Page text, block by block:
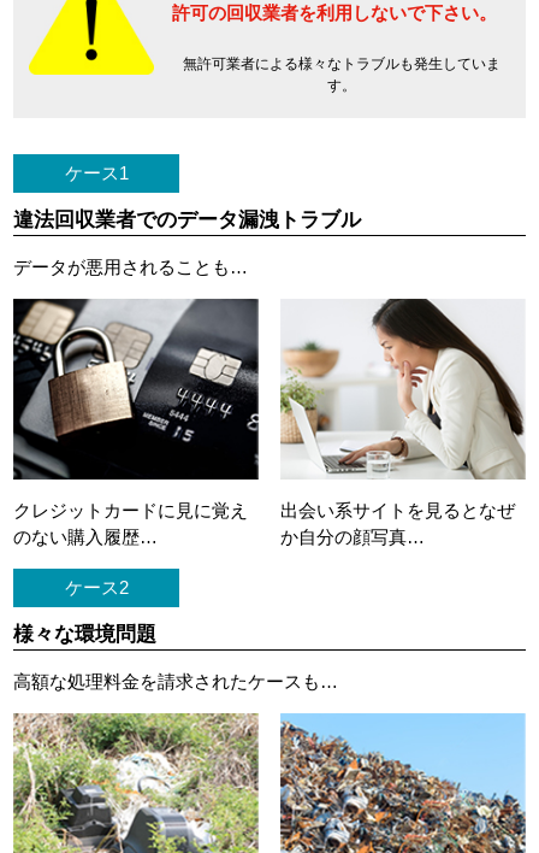
許可の回収業者を利用しないで下さい。
無許可業者による様々なトラブルも発生していま
す。
ケース1
違法回収業者でのデータ漏洩トラブル
データが悪用されることも…
クレジットカードに 見に覚え
のない購入履歴…
出会い系サイトを見ると なぜ
か自分の顔写真…
ケース2
様々な環境問題
高額な処理料金を請求されたケースも…